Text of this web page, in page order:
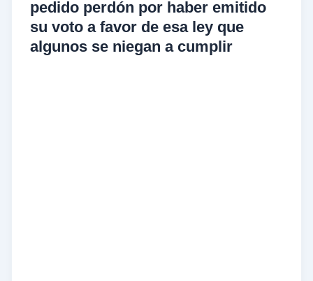
pedido perdón por haber emitido
su voto a favor de esa ley que
algunos se niegan a cumplir